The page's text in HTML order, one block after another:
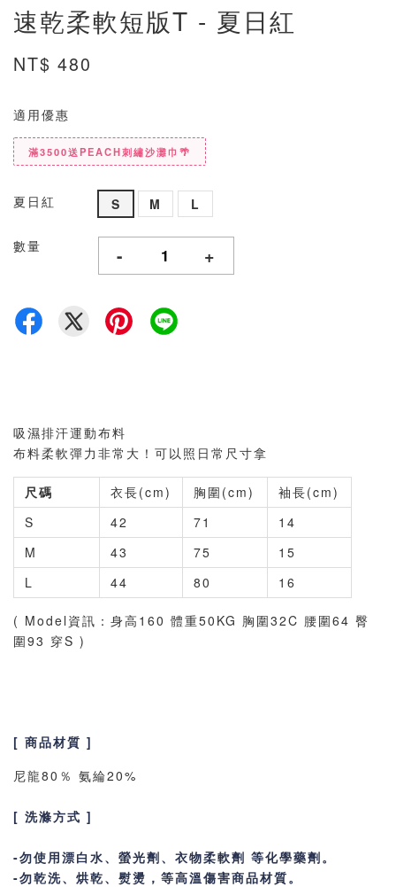
速乾柔軟短版T - 夏日紅
NT$ 480
適用優惠
滿3500送PEACH刺繡沙灘巾🌴
夏日紅 S M L
數量 - +
吸濕排汗運動布料
布料柔軟彈力非常大！可以照日常尺寸拿
尺碼 衣長(cm) 胸圍(cm)
袖長(cm)
S
42 71
14
M
43 75
15
L
44 80 16
( Model資訊：身高160 體重50KG 胸圍32C 腰圍64 臀
圍93 穿S )
[ 商品材質 ]
尼龍80％ 氨綸20%
[ 洗滌方式 ]
-勿使用漂白水、螢光劑、衣物柔軟劑 等化學藥劑。
-勿乾洗、烘乾、熨燙，等高溫傷害商品材質。